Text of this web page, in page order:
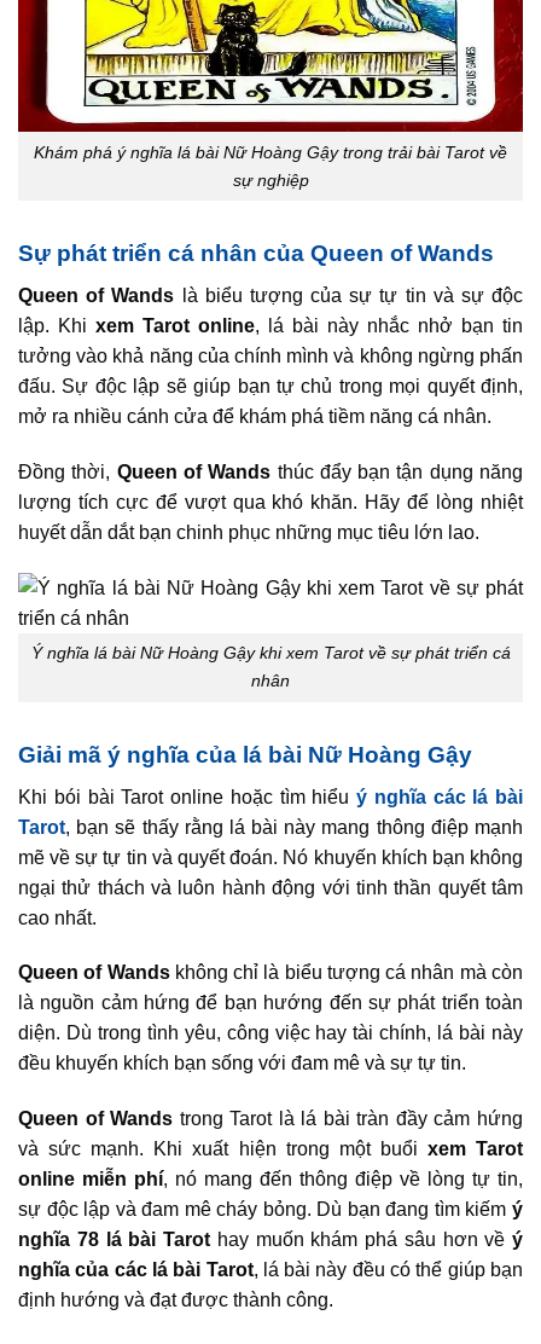
Khám phá ý nghĩa lá bài Nữ Hoàng Gậy trong trải bài Tarot về
sự nghiệp
Sự phát triển cá nhân của Queen of Wands
Queen of Wands là biểu tượng của sự tự tin và sự độc
lập. Khi xem Tarot online, lá bài này nhắc nhở bạn tin
tưởng vào khả năng của chính mình và không ngừng phấn
đấu. Sự độc lập sẽ giúp bạn tự chủ trong mọi quyết định,
mở ra nhiều cánh cửa để khám phá tiềm năng cá nhân.
Đồng thời, Queen of Wands thúc đẩy bạn tận dụng năng
lượng tích cực để vượt qua khó khăn. Hãy để lòng nhiệt
huyết dẫn dắt bạn chinh phục những mục tiêu lớn lao.
Ý nghĩa lá bài Nữ Hoàng Gậy khi xem Tarot về sự phát triển cá
nhân
Giải mã ý nghĩa của lá bài Nữ Hoàng Gậy
Khi bói bài Tarot online hoặc tìm hiểu ý nghĩa các lá bài
Tarot, bạn sẽ thấy rằng lá bài này mang thông điệp mạnh
mẽ về sự tự tin và quyết đoán. Nó khuyến khích bạn không
ngại thử thách và luôn hành động với tinh thần quyết tâm
cao nhất.
Queen of Wandskhông chỉ là biểu tượng cá nhân mà còn
là nguồn cảm hứng để bạn hướng đến sự phát triển toàn
diện. Dù trong tình yêu, công việc hay tài chính, lá bài này
đều khuyến khích bạn sống với đam mê và sự tự tin.
Queen of Wands trong Tarot là lá bài tràn đầy cảm hứng
và sức mạnh. Khi xuất hiện trong một buổi xem Tarot
online miễn phí, nó mang đến thông điệp về lòng tự tin,
sự độc lập và đam mê cháy bỏng. Dù bạn đang tìm kiếm ý
nghĩa 78 lá bài Tarot hay muốn khám phá sâu hơn về ý
nghĩa của các lá bài Tarot, lá bài này đều có thể giúp bạn
định hướng và đạt được thành công.